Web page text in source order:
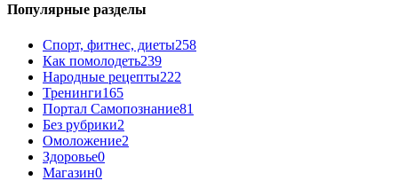
Популярные разделы
Спорт, фитнес, диеты258
Как помолодеть239
Народные рецепты222
Тренинги165
Портал Самопознание81
Без рубрики2
Омоложение2
Здоровье0
Магазин0